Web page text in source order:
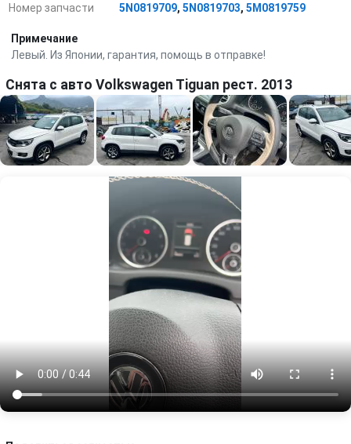
Номер запчасти
5N0819709,5N0819703,5M0819759
Примечание
Левый. Из Японии, гарантия, помощь в отправке!
Снята с авто Volkswagen Tiguan рест. 2013